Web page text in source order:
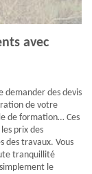
avec
demander des devis
de votre
de formation… Ces
prix des
des travaux. Vous
tranquillité
le